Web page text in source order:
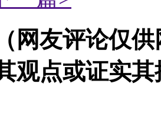
网友评论仅
观点或证实其